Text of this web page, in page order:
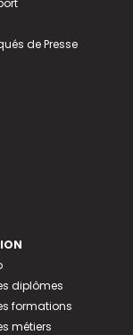
de Presse
diplômes
formations
métiers